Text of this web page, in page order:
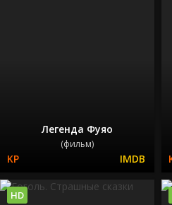
Легенда Фуяо
(фильм)
HD